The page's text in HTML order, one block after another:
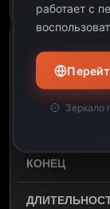
работает с
Зеркало